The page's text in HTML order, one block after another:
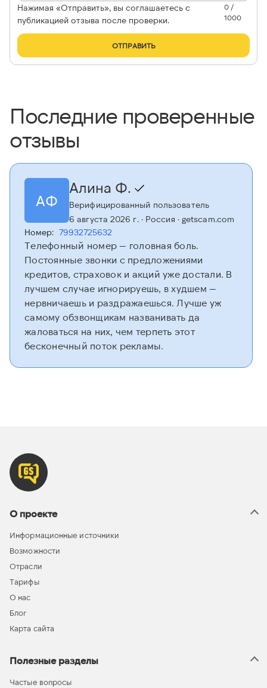
Нажимая «Отправить», вы соглашаетесь с
публикацией отзыва после проверки.
0 /
1000
ОТПРАВИТЬ
Последние проверенные
отзывы
АФ
Алина Ф.
Верифицированный пользователь
6 августа 2026 г.· Россия · getscam.com
Номер: 79932725632
Телефонный номер — головная боль.
Постоянные звонки с предложениями
кредитов, страховок и акций уже достали. В
лучшем случае игнорируешь, в худшем —
нервничаешь и раздражаешься. Лучше уж
самому обзвонщикам названивать да
жаловаться на них, чем терпеть этот
бесконечный поток рекламы.
О проекте
Информационные источники
Возможности
Отрасли
Тарифы
О нас
Блог
Карта сайта
Полезные разделы
Частые вопросы